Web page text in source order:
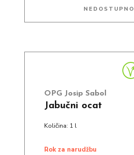
NEDOSTUPNO
OPG Josip Sabol
Jabučni ocat
Količina: 1 l
rok za narudžbu